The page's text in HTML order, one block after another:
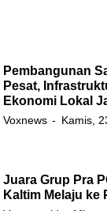
Pembangunan
Pesat,
Ekonomi Lokal
Voxnews Kamis,
Juara Grup Pra
Kaltim Melaju ke